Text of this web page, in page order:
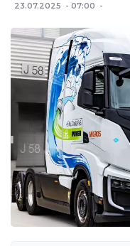
23.07.2025 07:00